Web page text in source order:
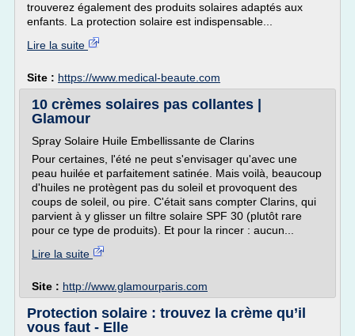
trouverez également des produits solaires adaptés aux
enfants. La protection solaire est indispensable...
Lire la suite
Site : https://www.medical-beaute.com
10 crèmes solaires pas collantes |
Glamour
Spray Solaire Huile Embellissante de Clarins
Pour certaines, l'été ne peut s'envisager qu'avec une
peau huilée et parfaitement satinée. Mais voilà, beaucoup
d'huiles ne protègent pas du soleil et provoquent des
coups de soleil, ou pire. C'était sans compter Clarins, qui
parvient à y glisser un filtre solaire SPF 30 (plutôt rare
pour ce type de produits). Et pour la rincer : aucun...
Lire la suite
Site : http://www.glamourparis.com
Protection solaire : trouvez la crème qu’il
vous faut - Elle